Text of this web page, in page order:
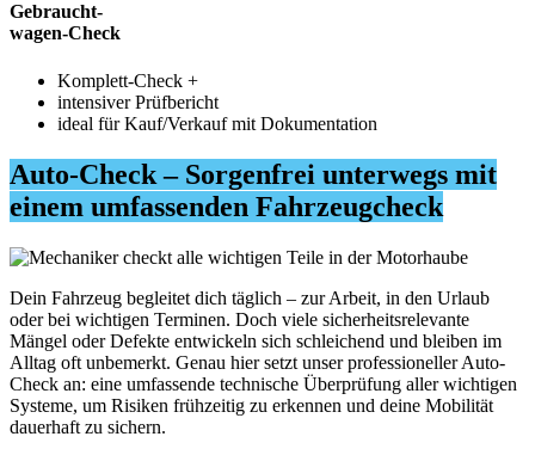
Gebraucht-
wagen-Check
Komplett-Check +
intensiver Prüfbericht
ideal für Kauf/Verkauf mit Dokumentation
Auto-Check – Sorgenfrei unterwegs mit
einem umfassenden Fahrzeugcheck
Dein Fahrzeug begleitet dich täglich – zur Arbeit, in den Urlaub
oder bei wichtigen Terminen. Doch viele sicherheitsrelevante
Mängel oder Defekte entwickeln sich schleichend und bleiben im
Alltag oft unbemerkt. Genau hier setzt unser professioneller Auto-
Check an: eine umfassende technische Überprüfung aller wichtigen
Systeme, um Risiken frühzeitig zu erkennen und deine Mobilität
dauerhaft zu sichern.